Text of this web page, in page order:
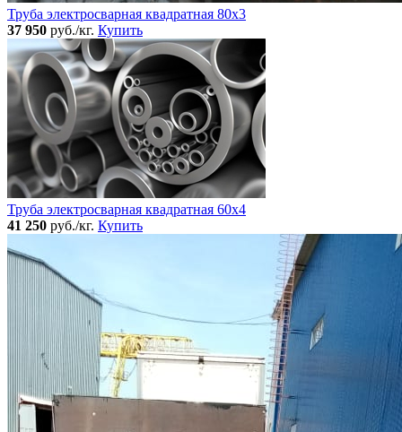
Труба электросварная квадратная 80x3
37 950 руб./кг. Купить
Труба электросварная квадратная 60x4
41 250 руб./кг. Купить